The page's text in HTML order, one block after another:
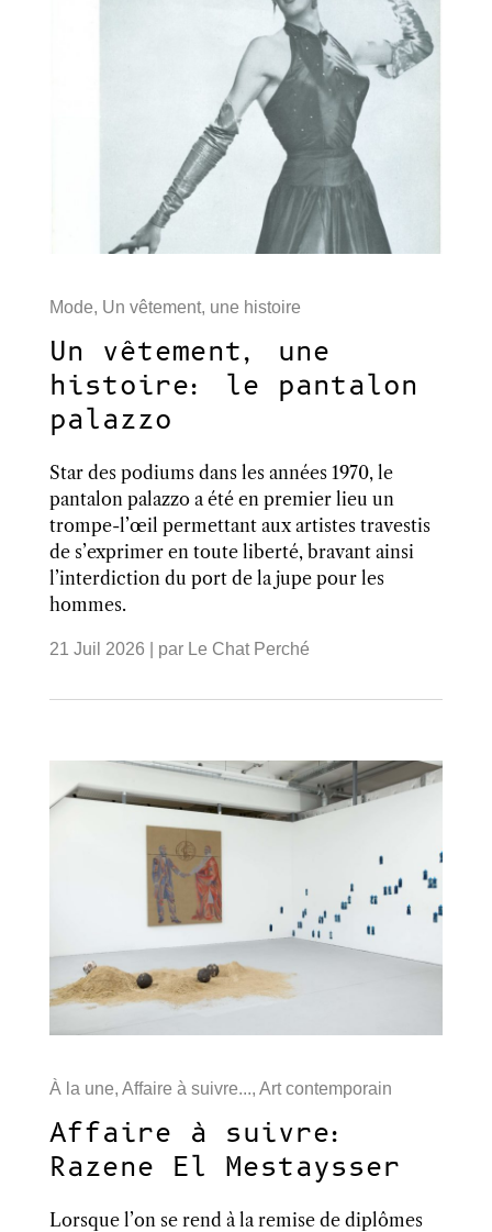
Mode, Un vêtement, une histoire
Un vêtement, une
histoire: le pantalon
palazzo
Star des podiums dans les années 1970, le
pantalon palazzo a été en premier lieu un
trompe-l’œil permettant aux artistes travestis
de s’exprimer en toute liberté, bravant ainsi
l’interdiction du port de la jupe pour les
hommes.
21 Juil 2026 | par Le Chat Perché
À la une, Affaire à suivre..., Art contemporain
Affaire à suivre:
Razene El Mestaysser
Lorsque l’on se rend à la remise de diplômes